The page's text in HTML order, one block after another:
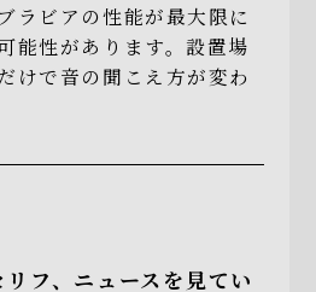
ラビアの性能が最大限に
能性があります。設置場
けで音の聞こえ方が変わ
フ、ニュースを見てい